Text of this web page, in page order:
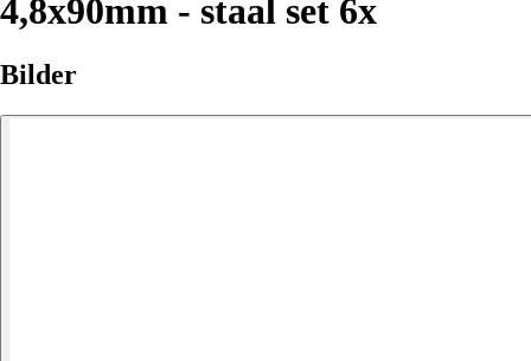
4,8x90mm - staal set 6x
Bilder